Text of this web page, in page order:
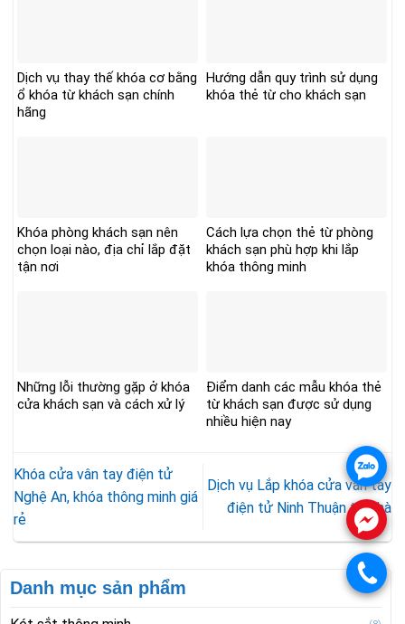
Dịch vụ thay thế khóa cơ bằng
ổ khóa từ khách sạn chính
hãng
Hướng dẫn quy trình sử dụng
khóa thẻ từ cho khách sạn
Khóa phòng khách sạn nên
chọn loại nào, địa chỉ lắp đặt
tận nơi
Cách lựa chọn thẻ từ phòng
khách sạn phù hợp khi lắp
khóa thông minh
Những lỗi thường gặp ở khóa
cửa khách sạn và cách xử lý
Điểm danh các mẫu khóa thẻ
từ khách sạn được sử dụng
nhiều hiện nay
Khóa cửa vân tay điện tử
Nghệ An, khóa thông minh giá
rẻ
Dịch vụ Lắp khóa cửa vân tay
điện tử Ninh Thuận tại nhà
Danh mục sản phẩm
.
.
.